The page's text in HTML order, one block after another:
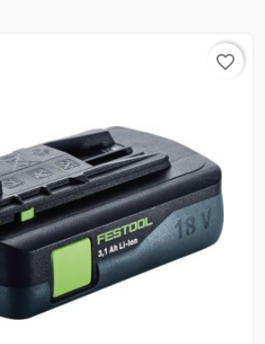
favorite_border